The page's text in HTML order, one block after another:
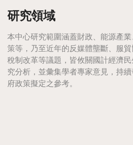
研究領域
本中心研究範圍涵蓋財政、能源產
策等，乃至近年的反媒體壟斷、服
稅制改革等議題，皆攸關國計經濟
究分析，並彙集學者專家意見，持
府政策擬定之參考。